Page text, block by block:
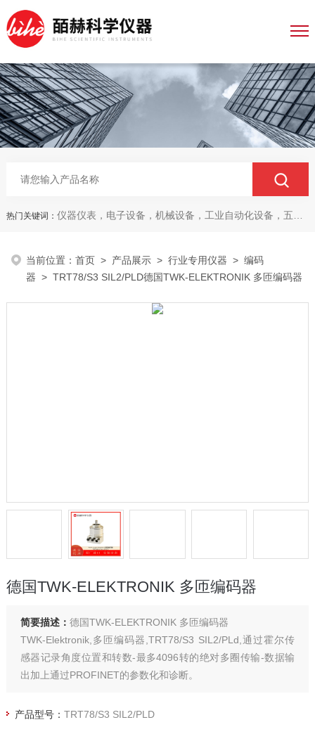
热门关键词： 仪器仪表，电子设备，机械设备，工业自动化设备，五金产品，电线电缆，金属材料，电子
当前位置：首页 > 产品展示 >行业专用仪器 >编码
器 > TRT78/S3 SIL2/PLD德国TWK-ELEKTRONIK 多匝编码器
德国TWK-ELEKTRONIK 多匝编码器
简要描述： 德国TWK-ELEKTRONIK 多匝编码器
TWK-Elektronik,多匝编码器,TRT78/S3 SIL2/PLd,通过霍尔传
感器记录角度位置和转数-最多4096转的绝对多圈传输-数据输
出加上通过PROFINET的参数化和诊断。
产品型号： TRT78/S3 SIL2/PLD